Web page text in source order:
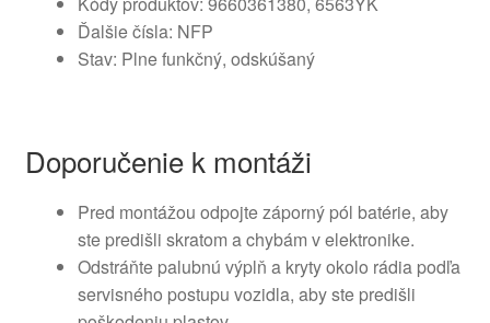
Ďalšie čísla: NFP
Stav: Plne funkčný, odskúšaný
Doporučenie k montáži
Pred montážou odpojte záporný pól batérie, aby
ste predišli skratom a chybám v elektronike.
Odstráňte palubnú výplň a kryty okolo rádia podľa
servisného postupu vozidla, aby ste predišli